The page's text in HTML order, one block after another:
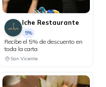
Iche Restaurante
5%
Recibe el 5% de descuento en
toda la carta
San Vicente